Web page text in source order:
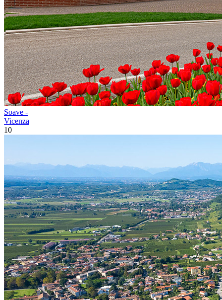
Soave -
Vicenza
10